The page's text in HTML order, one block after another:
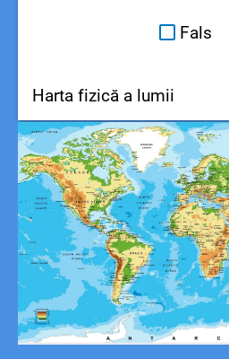
Fals
Harta fizică a lumii